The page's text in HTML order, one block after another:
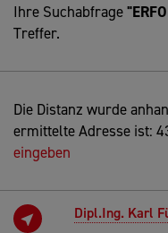
Ihre Suchabfrage
Treffer.
Die Distanz wurde
ermittelte Adresse ist:
eingeben
Dipl.Ing. Karl